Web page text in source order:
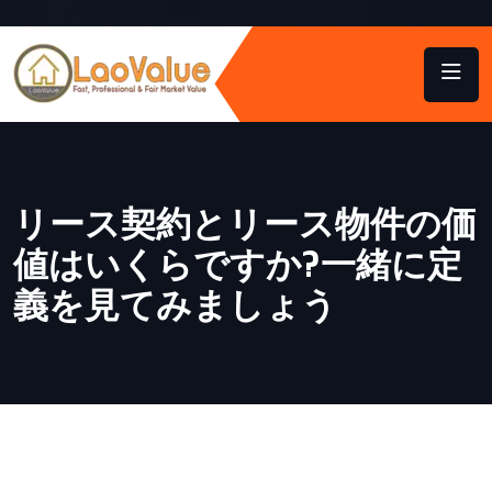
リース契約とリース物件の価
値はいくらですか?一緒に定
義を見てみましょう